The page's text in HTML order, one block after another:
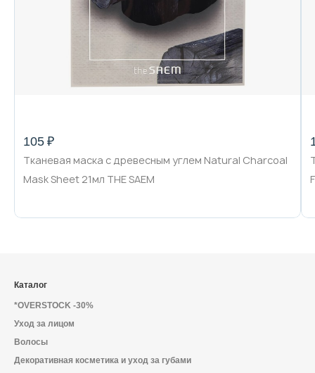
105 ₽
Тканевая маска с древесным углем Natural Charcoal
Mask Sheet 21мл THE SAEM
Каталог
*OVERSTOCK -30%
Уход за лицом
Волосы
Декоративная косметика и уход за губами